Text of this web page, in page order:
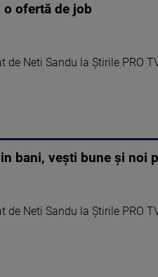
o ofertă de job
Neti Sandu la Știrile PRO
bani, vești bune și noi
Neti Sandu la Știrile PRO